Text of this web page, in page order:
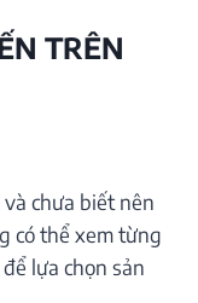
TRÊN
và chưa biết nên
có thể xem từng
lựa chọn sản